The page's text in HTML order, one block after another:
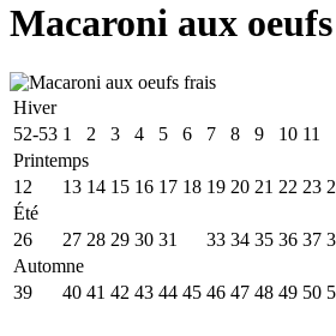
Macaroni aux
Hiver
52-53 1 2 3 4 5 6 7 8 9 10 11
Printemps
12
13 14 15 16 17 18 19 20 21 22 23
Été
26
27 28 29 30 31 33 34 35 36 37
Automne
39
40 41 42 43 44 45 46 47 48 49 50